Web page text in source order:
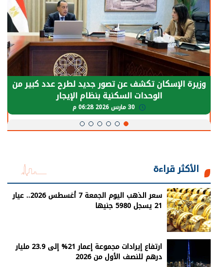
الرئيس السيسي: توقف الأنشطة في قطاع الطاقة
يحتاج إلى سنوات لعودة معدلات الإنتاج الطبيعية
الأكثر قراءة
سعر الذهب اليوم الجمعة 7 أغسطس 2026.. عيار
21 يسجل 5980 جنيها
ارتفاع إيرادات مجموعة إعمار 21% إلى 23.9 مليار
درهم للنصف الأول من 2026